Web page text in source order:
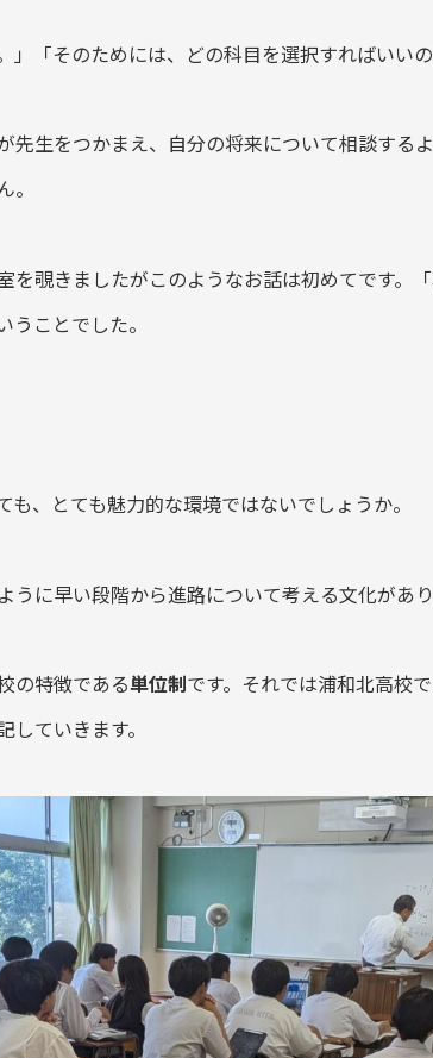
」「そのためには、どの科目を選択すればいいの
先生をつかまえ、自分の将来について相談する
を覗きましたがこのようなお話は初めてです。
うことでした。
も、とても魅力的な環境ではないでしょうか。
うに早い段階から進路について考える文化があり
の特徴である単位制です。それでは浦和北高校
していきます。